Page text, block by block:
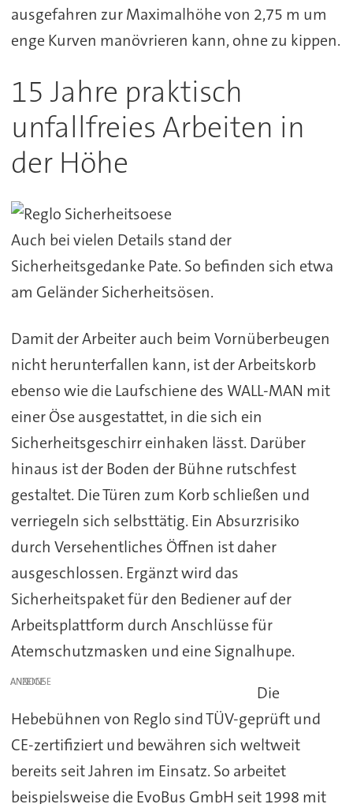
ausgefahren zur Maximalhöhe von 2,75 m um
enge Kurven manövrieren kann, ohne zu kippen.
15 Jahre praktisch
unfallfreies Arbeiten in
der Höhe
Auch bei vielen Details stand der
Sicherheitsgedanke Pate. So befinden sich etwa
am Geländer Sicherheitsösen.
Damit der Arbeiter auch beim Vornüberbeugen
nicht herunterfallen kann, ist der Arbeitskorb
ebenso wie die Laufschiene des WALL-MAN mit
einer Öse ausgestattet, in die sich ein
Sicherheitsgeschirr einhaken lässt. Darüber
hinaus ist der Boden der Bühne rutschfest
gestaltet. Die Türen zum Korb schließen und
verriegeln sich selbsttätig. Ein Absurzrisiko
durch Versehentliches Öffnen ist daher
ausgeschlossen. Ergänzt wird das
Sicherheitspaket für den Bediener auf der
Arbeitsplattform durch Anschlüsse für
Atemschutzmasken und eine Signalhupe.
ANZEIGE
Die
Hebebühnen von Reglo sind TÜV-geprüft und
CE-zertifiziert und bewähren sich weltweit
bereits seit Jahren im Einsatz. So arbeitet
beispielsweise die EvoBus GmbH seit 1998 mit